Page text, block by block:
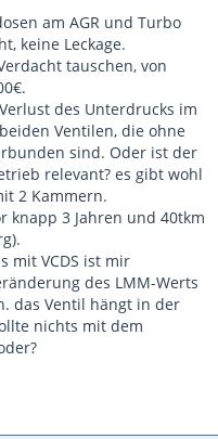
am AGR und Turbo
keine Leckage.
tauschen, von
des Unterdrucks im
Ventilen, die ohne
sind. Oder ist der
relevant? es gibt wohl
2 Kammern.
knapp 3 Jahren und 40tkm
mit VCDS ist mir
des LMM-Werts
das Ventil hängt in der
nichts mit dem